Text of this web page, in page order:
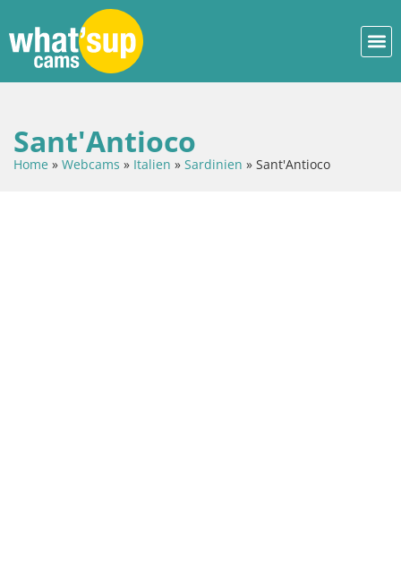
Sant'Antioco
Home » Webcams » Italien » Sardinien » Sant'Antioco